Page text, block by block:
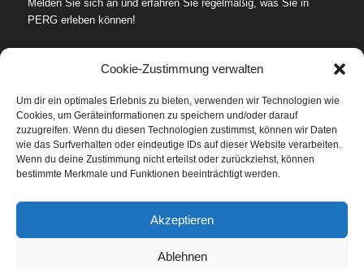
Cookie-Zustimmung verwalten
Um dir ein optimales Erlebnis zu bieten, verwenden wir Technologien wie
Cookies, um Geräteinformationen zu speichern und/oder darauf
zuzugreifen. Wenn du diesen Technologien zustimmst, können wir Daten
wie das Surfverhalten oder eindeutige IDs auf dieser Website verarbeiten.
Wenn du deine Zustimmung nicht erteilst oder zurückziehst, können
bestimmte Merkmale und Funktionen beeinträchtigt werden.
Akzeptieren
Ablehnen
Melden Sie sich an und erfahren Sie regelmäßig, was Sie in
PERG erleben können!
SUCHE…
Datenschutz